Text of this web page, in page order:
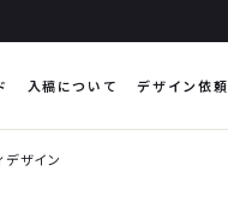
入稿について デザイン依頼
デザイン